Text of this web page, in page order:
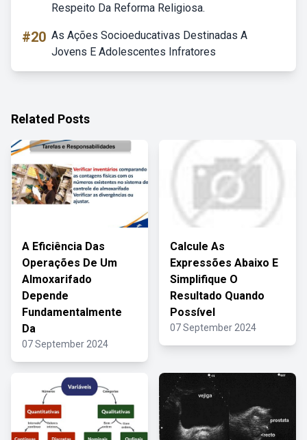
Respeito Da Reforma Religiosa.
#20 As Ações Socioeducativas Destinadas A
Jovens E Adolescentes Infratores
Related Posts
A Eficiência Das
Operações De Um
Almoxarifado
Depende
Fundamentalmente
Da
07 September 2024
Calcule As
Expressões Abaixo E
Simplifique O
Resultado Quando
Possível
07 September 2024